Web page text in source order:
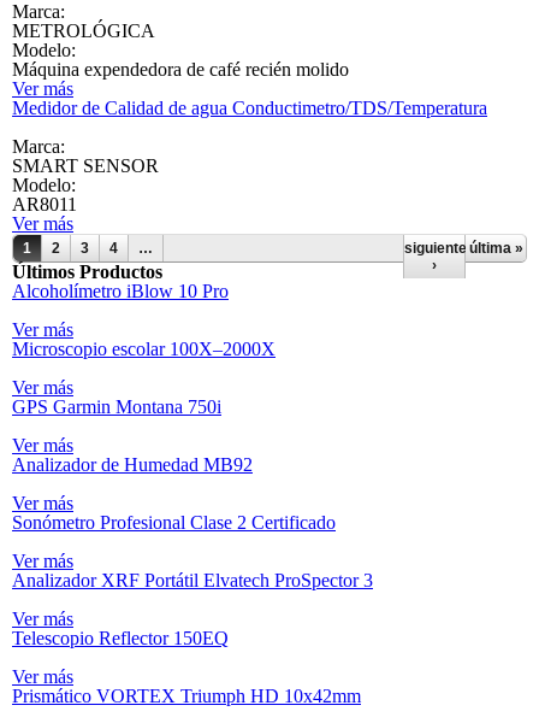
Marca:
METROLÓGICA
Modelo:
Máquina expendedora de café recién molido
Ver más
Medidor de Calidad de agua Conductimetro/TDS/Temperatura
Marca:
SMART SENSOR
Modelo:
AR8011
Ver más
Páginas
1 2 3 4 …
siguiente
›
última »
Últimos Productos
Alcoholímetro iBlow 10 Pro
Ver más
Microscopio escolar 100X–2000X
Ver más
GPS Garmin Montana 750i
Ver más
Analizador de Humedad MB92
Ver más
Sonómetro Profesional Clase 2 Certificado
Ver más
Analizador XRF Portátil Elvatech ProSpector 3
Ver más
Telescopio Reflector 150EQ
Ver más
Prismático VORTEX Triumph HD 10x42mm